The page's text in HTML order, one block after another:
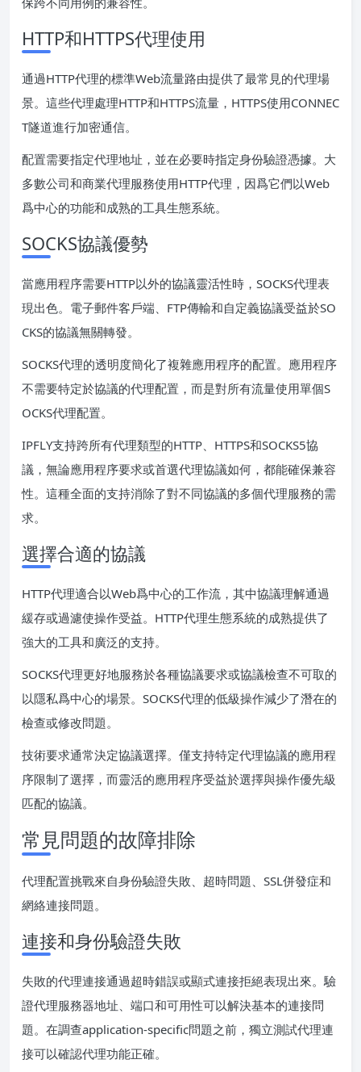
HTTP和HTTPS代理使用
通過HTTP代理的標準Web流量路由提供了最常見的代理場
景。這些代理處理HTTP和HTTPS流量，HTTPS使用CONNEC
T隧道進行加密通信。
配置需要指定代理地址，並在必要時指定身份驗證憑據。大
多數公司和商業代理服務使用HTTP代理，因爲它們以Web
爲中心的功能和成熟的工具生態系統。
SOCKS協議優勢
當應用程序需要HTTP以外的協議靈活性時，SOCKS代理表
現出色。電子郵件客戶端、FTP傳輸和自定義協議受益於SO
CKS的協議無關轉發。
SOCKS代理的透明度簡化了複雜應用程序的配置。應用程序
不需要特定於協議的代理配置，而是對所有流量使用單個S
OCKS代理配置。
IPFLY支持跨所有代理類型的HTTP、HTTPS和SOCKS5協
議，無論應用程序要求或首選代理協議如何，都能確保兼容
性。這種全面的支持消除了對不同協議的多個代理服務的需
求。
選擇合適的協議
HTTP代理適合以Web爲中心的工作流，其中協議理解通過
緩存或過濾使操作受益。HTTP代理生態系統的成熟提供了
強大的工具和廣泛的支持。
SOCKS代理更好地服務於各種協議要求或協議檢查不可取的
以隱私爲中心的場景。SOCKS代理的低級操作減少了潛在的
檢查或修改問題。
技術要求通常決定協議選擇。僅支持特定代理協議的應用程
序限制了選擇，而靈活的應用程序受益於選擇與操作優先級
匹配的協議。
常見問題的故障排除
代理配置挑戰來自身份驗證失敗、超時問題、SSL併發症和
網絡連接問題。
連接和身份驗證失敗
失敗的代理連接通過超時錯誤或顯式連接拒絕表現出來。驗
證代理服務器地址、端口和可用性可以解決基本的連接問
題。在調查application-specific問題之前，獨立測試代理連
接可以確認代理功能正確。